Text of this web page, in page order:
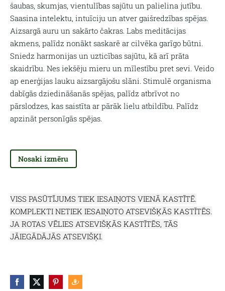
šaubas, skumjas, vientulības sajūtu un palielina jutību.
Saasina intelektu, intuīciju un atver gaišredzības spējas.
Aizsargā auru un sakārto čakras. Labs meditācijas
akmens, palīdz nonākt saskarē ar cilvēka garīgo būtni.
Sniedz harmonijas un uzticības sajūtu, kā arī prāta
skaidrību. Nes iekšēju mieru un mīlestību pret sevi. Veido
ap enerģijas lauku aizsargājošu slāni. Stimulē organisma
dabīgās dziedināšanās spējas, palīdz atbrīvot no
pārslodzes, kas saistīta ar pārāk lielu atbildību. Palīdz
apzināt personīgās spējas.
Nosaki izmēru
VISS PASŪTĪJUMS TIEK IESAIŅOTS VIENĀ KASTĪTĒ.
KOMPLEKTI NETIEK IESAIŅOTO ATSEVIŠĶĀS KASTĪTĒS.
JA ROTAS VĒLIES ATSEVIŠĶĀS KASTĪTĒS, TĀS
JĀIEGĀDĀJĀS ATSEVIŠĶI.